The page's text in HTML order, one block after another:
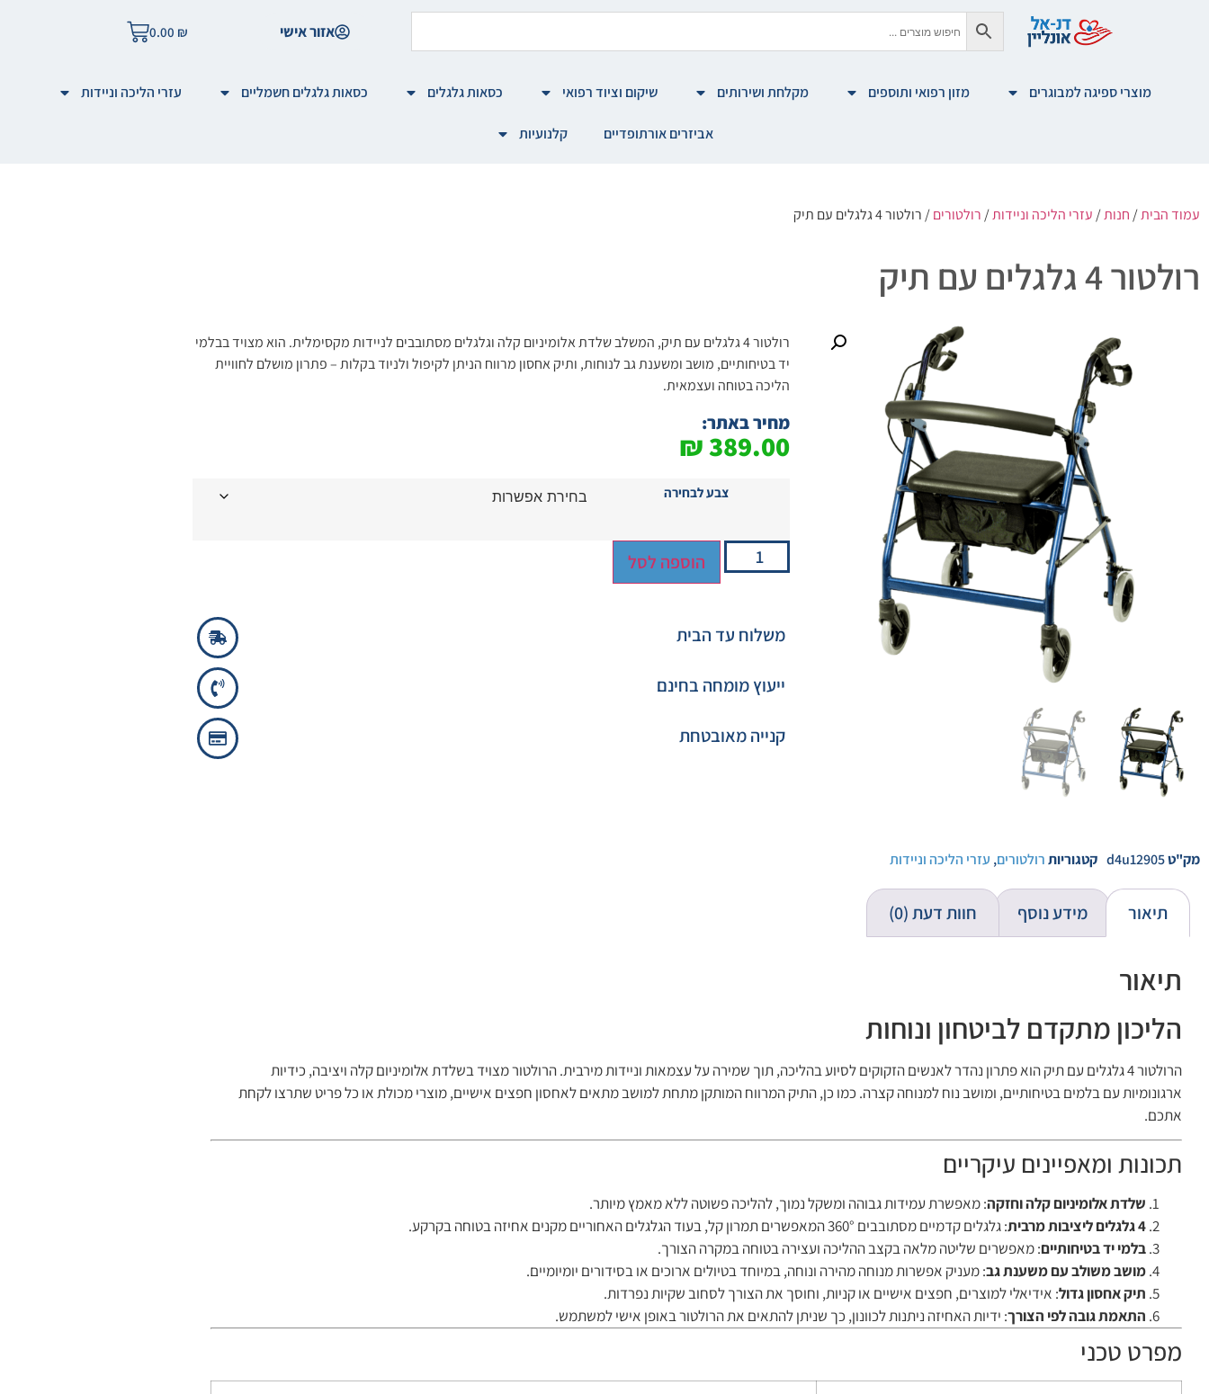
אזור אישי 0.00 ₪
מוצרי ספיגה למבוגרים מזון רפואי ותוספים מקלחת ושירותים שיקום וציוד רפואי כסאות גלגלים כסאות גלגלים חשמליים עזרי הליכה וניידות
אביזרים אורתופדיים קלנועיות
עמוד הבית/ חנות/ עזרי הליכה וניידות/ רולטורים/ רולטור 4 גלגלים עם תיק
רולטור 4 גלגלים עם תיק
מק"טd4u12905 קטגוריותרולטורים, עזרי הליכה וניידות
רולטור 4 גלגלים עם תיק, המשלב שלדת אלומיניום קלה וגלגלים מסתובבים לניידות מקסימלית. הוא מצויד בבלמי
יד בטיחותיים, מושב ומשענת גב לנוחות, ותיק אחסון מרווח הניתן לקיפול ולניוד בקלות – פתרון מושלם לחוויית
הליכה בטוחה ועצמאית.
מחיר באתר:
389.00
₪
צבע לבחירה
הוספה לסל
משלוח עד הבית
ייעוץ מומחה בחינם
קנייה מאובטחת
תיאור מידע נוסף חוות דעת (0)
תיאור
הליכון מתקדם לביטחון ונוחות
הרולטור 4 גלגלים עם תיק הוא פתרון נהדר לאנשים הזקוקים לסיוע בהליכה, תוך שמירה על עצמאות וניידות מירבית. הרולטור מצויד בשלדת אלומיניום קלה ויציבה, כידיות
ארגונומיות עם בלמים בטיחותיים, ומושב נוח למנוחה קצרה. כמו כן, התיק המרווח המותקן מתחת למושב מתאים לאחסון חפצים אישיים, מוצרי מכולת או כל פריט שתרצו לקחת
אתכם.
תכונות ומאפיינים עיקריים
שלדת אלומיניום קלה וחזקה: מאפשרת עמידות גבוהה ומשקל נמוך, להליכה פשוטה ללא מאמץ מיותר.
4 גלגלים ליציבות מרבית
: גלגלים קדמיים מסתובבים 360° המאפשרים תמרון קל, בעוד הגלגלים האחוריים מקנים אחיזה בטוחה בקרקע.
בלמי יד בטיחותיים: מאפשרים שליטה מלאה בקצב ההליכה ועצירה בטוחה במקרה הצורך.
מושב משולב עם משענת גב: מעניק אפשרות מנוחה מהירה ונוחה, במיוחד בטיולים ארוכים או בסידורים יומיומיים.
תיק אחסון גדול: אידיאלי למוצרים, חפצים אישיים או קניות, וחוסך את הצורך לסחוב שקיות נפרדות.
התאמת גובה לפי הצורך: ידיות האחיזה ניתנות לכוונון, כך שניתן להתאים את הרולטור באופן אישי למשתמש.
מפרט טכני